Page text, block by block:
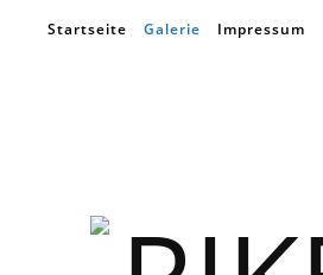
Startseite Galerie Impressum